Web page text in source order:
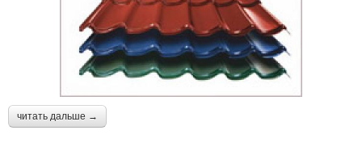
читать дальше →